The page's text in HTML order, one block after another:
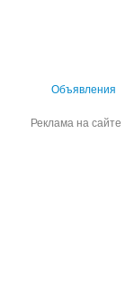
Объявления
Реклама на сайте